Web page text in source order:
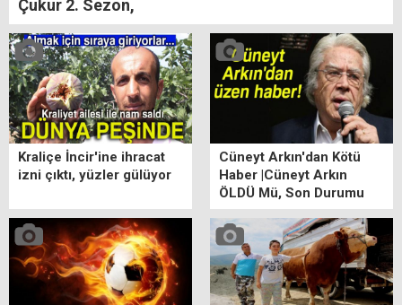
Çukur 2. Sezon,
Kraliçe İncir'ine ihracat
izni çıktı, yüzler gülüyor
Cüneyt Arkın'dan Kötü
Haber |Cüneyt Arkın
ÖLDÜ Mü, Son Durumu
ne? Cüneyt Arkın Kimdir?